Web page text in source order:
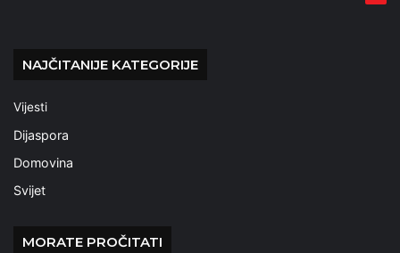
NAJČITANIJE KATEGORIJE
Vijesti
Dijaspora
Domovina
Svijet
MORATE PROČITATI